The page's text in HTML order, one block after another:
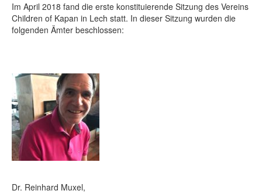
Im April 2018 fand die erste konstituierende Sitzung des Vereins
Children of Kapan in Lech statt. In dieser Sitzung wurden die
folgenden Ämter beschlossen:
Dr. Reinhard Muxel,